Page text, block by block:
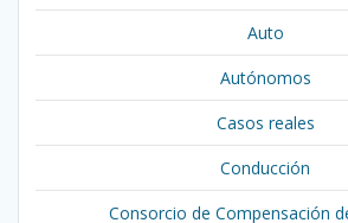
Auto
Autónomos
Casos reales
Conducción
Consorcio de Compensación